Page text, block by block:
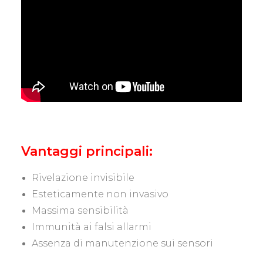
Vantaggi principali:
Rivelazione invisibile
Esteticamente non invasivo
Massima sensibilità
Immunità ai falsi allarmi
Assenza di manutenzione sui sensori